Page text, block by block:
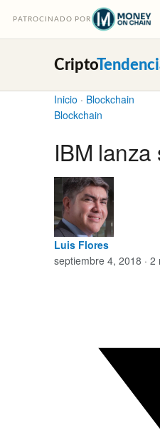
PATROCINADO POR
Cripto
Inicio · Blockchain
Blockchain
IBM
Luis Flores
septiembre 4, 2018 ·